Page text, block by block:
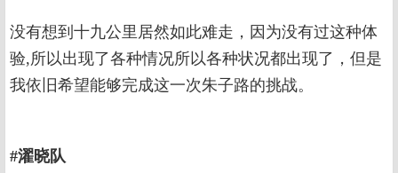
没有想到十九公里居然如此难走，因为没有过这种体
验,所以出现了各种情况所以各种状况都出现了，但是
我依旧希望能够完成这一次朱子路的挑战。
#濯晓队